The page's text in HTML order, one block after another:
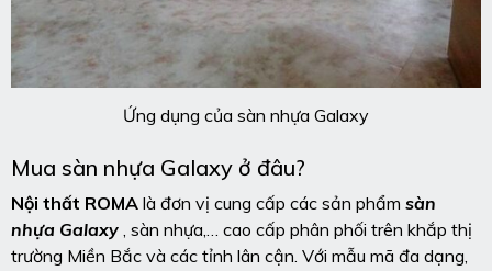
Ứng dụng của sàn nhựa Galaxy
Mua sàn nhựa Galaxy ở đâu?
Nội thất ROMA là đơn vị cung cấp các sản phẩm sàn
nhựa Galaxy , sàn nhựa,… cao cấp phân phối trên khắp thị
trường Miền Bắc và các tỉnh lân cận. Với mẫu mã đa dạng,